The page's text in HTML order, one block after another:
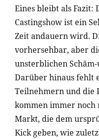
Eines bleibt als Fazit:
Castingshow ist ein
Zeit andauern wird.
vorhersehbar, aber
unsterblichen
Darüber hinaus fehlt
Teilnehmern und die
kommen immer noch
Markt, die dem
Kick geben, wie